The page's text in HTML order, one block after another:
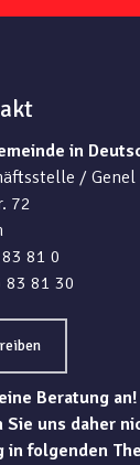
in
/ Genel
72
81 0
83 81 30
Beratung
Sie uns daher
in folgenden